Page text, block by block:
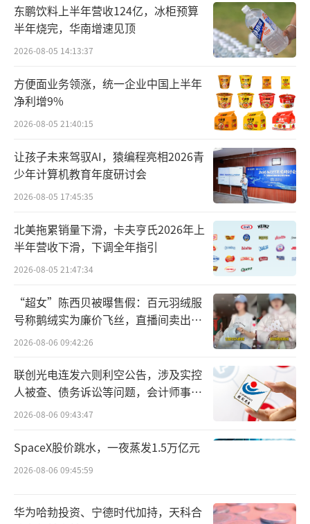
承诺。这一便民服务首站已落地深圳，主打空
调维修保养，后续将逐渐拓展至家电全品类，
服务范围也将拓展至全国多个重点城市和地
区。
在搬家服务方面，自京东服务推出自营搬
家服务以来，“0搬动、0加价、0破损”三大承
诺广受消费者好评。目前，京东搬家服务还将
拓展至上海、广州等城市。
收品类外，还涵盖鞋服、智能机器人等超200个
品类。
东鹏饮料上半年营收124亿，冰柜预算
半年烧完，华南增速见顶
2026-08-05 14:13:37
方便面业务领涨，统一企业中国上半年
净利增9%
2026-08-05 21:40:15
让孩子未来驾驭AI，猿编程亮相2026青
少年计算机教育年度研讨会
2026-08-05 17:45:35
北美拖累销量下滑，卡夫亨氏2026年上
半年营收下滑，下调全年指引
2026-08-05 21:47:34
“超女”陈西贝被曝售假：百元羽绒服
号称鹅绒实为廉价飞丝，直播间卖出超
百万元
2026-08-06 09:42:26
联创光电连发六则利空公告，涉及实控
人被查、债务诉讼等问题，会计师事务
所曾出具“保留意见”
2026-08-06 09:43:47
SpaceX股价跳水，一夜蒸发1.5万亿元
2026-08-06 09:45:59
华为哈勃投资、宁德时代加持，天科合